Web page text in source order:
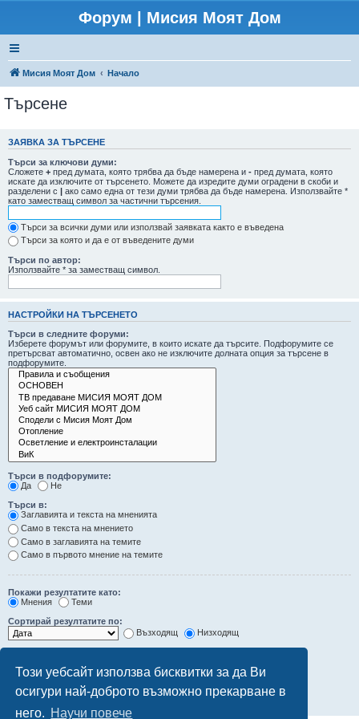
Този уебсайт използва бисквитки за да Ви
осигури най-доброто възможно прекарване в
него. Научи повече
Форум | Мисия Моят Дом
Мисия Моят Дом Начало
Търсене
ЗАЯВКА ЗА ТЪРСЕНЕ
Търси за ключови думи:
Сложете + пред думата, която трябва да бъде намерена и - пред думата, която
искате да изключите от търсенето. Можете да изредите думи оградени в скоби и
разделени с | ако само една от тези думи трябва да бъде намерена. Използвайте *
като заместващ символ за частични търсения.
Търси за всички думи или използвай заявката както е въведена
Търси за която и да е от въведените думи
Търси по автор:
Използвайте * за заместващ символ.
НАСТРОЙКИ НА ТЪРСЕНЕТО
Търси в следните форуми:
Изберете форумът или форумите, в които искате да търсите. Подфорумите се
претърсват автоматично, освен ако не изключите долната опция за търсене в
подфорумите.
Търси в подфорумите:
Да
Не
Търси в:
Заглавията и текста на мненията
Само в текста на мнението
Само в заглавията на темите
Само в първото мнение на темите
Покажи резултатите като:
Мнения
Теми
Сортирай резултатите по:
Възходящ
Низходящ
Покажи първите:
символа от мненията